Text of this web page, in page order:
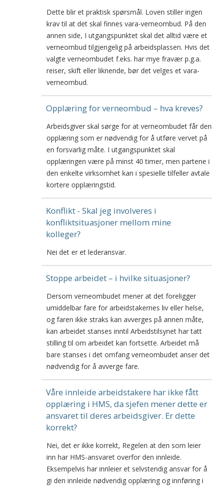
Dette blir et praktisk spørsmål. Loven stiller ingen
krav til at det skal finnes vara-verneombud. På den
annen side, I utgangspunktet skal det alltid være et
verneombud tilgjengelig på arbeidsplassen. Hvis det
valgte verneombudet f.eks. har mye fravær p.g.a.
reiser, skift eller liknende, bør det velges et vara-
verneombud.
Opplæring for verneombud – hva kreves?
Arbeidsgiver skal sørge for at verneombudet får den
opplæring som er nødvendig for å utføre vervet på
en forsvarlig måte. I utgangspunktet skal
opplæringen være på minst 40 timer, men partene i
den enkelte virksomhet kan i spesielle tilfeller avtale
kortere opplæringstid.
Konflikt - Skal jeg involveres i
konfliktsituasjoner mellom mine
kolleger?
Nei det er et lederansvar.
Stoppe arbeidet – i hvilke situasjoner?
Dersom verneombudet mener at det foreligger
umiddelbar fare for arbeidstakernes liv eller helse,
og faren ikke straks kan avverges på annen måte,
kan arbeidet stanses inntil Arbeidstilsynet har tatt
stilling til om arbeidet kan fortsette. Arbeidet må
bare stanses i det omfang verneombudet anser det
nødvendig for å avverge fare.
Våre innleide arbeidstakere har ikke fått
opplæring i HMS, da sjefen mener dette er
ansvaret til deres arbeidsgiver. Er dette
korrekt?
Nei, det er ikke korrekt, Regelen at den som leier
inn har HMS-ansvaret overfor den innleide.
Eksempelvis har innleier et selvstendig ansvar for å
gi den innleide nødvendig opplæring og innføring i